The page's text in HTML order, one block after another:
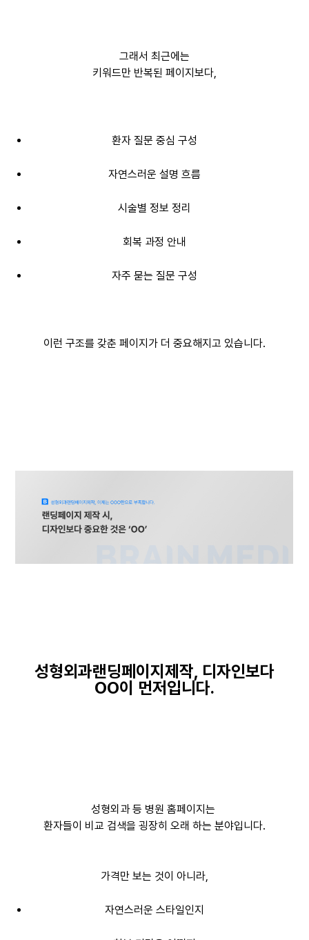
그래서 최근에는
키워드만 반복된 페이지보다,
환자 질문 중심 구성
자연스러운 설명 흐름
시술별 정보 정리
회복 과정 안내
자주 묻는 질문 구성
이런 구조를 갖춘 페이지가 더 중요해지고 있습니다.
성형외과랜딩페이지제작, 디자인보다
OO이 먼저입니다.
성형외과 등 병원 홈페이지는
환자들이 비교 검색을 굉장히 오래 하는 분야입니다.
가격만 보는 것이 아니라,
자연스러운 스타일인지